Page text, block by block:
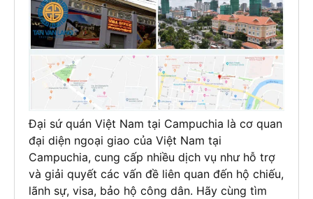
Đại sứ quán Việt Nam tại Campuchia là cơ quan
đại diện ngoại giao của Việt Nam tại
Campuchia, cung cấp nhiều dịch vụ như hỗ trợ
và giải quyết các vấn đề liên quan đến hộ chiếu,
lãnh sự, visa, bảo hộ công dân. Hãy cùng tìm